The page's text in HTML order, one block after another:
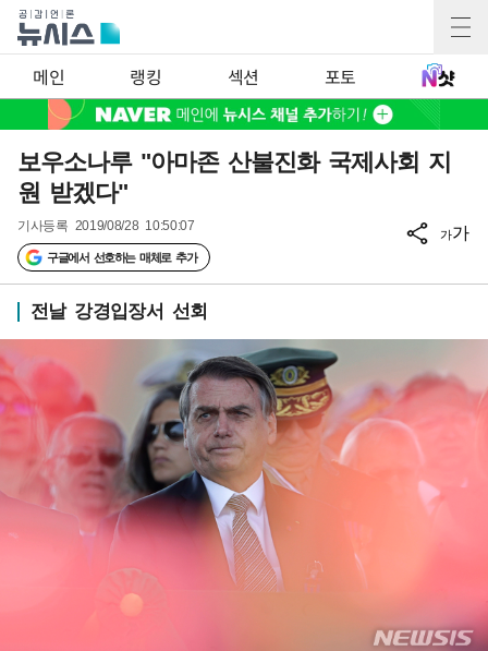
메인 랭킹 섹션 포토
보우소나루 "아마존 산불진화 국제사회 지
원 받겠다"
기사등록 2019/08/28 10:50:07
구글에서 선호하는 매체로 추가
가가
전날 강경입장서 선회